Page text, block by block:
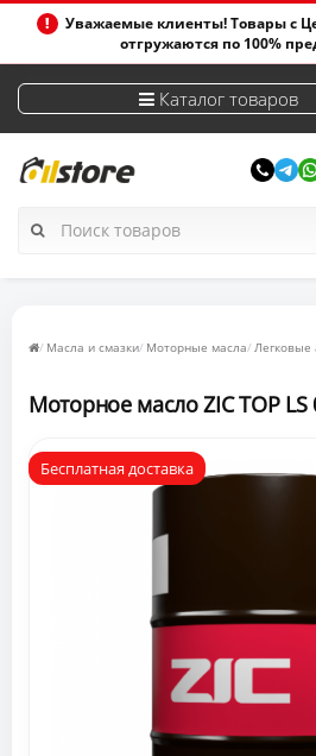
Уважаемые клиенты! Товары с
отгружаются по 100%
Каталог товаров
Масла и смазки Моторные масла Легковые
Моторное масло ZIC TOP LS
Бесплатная доставка